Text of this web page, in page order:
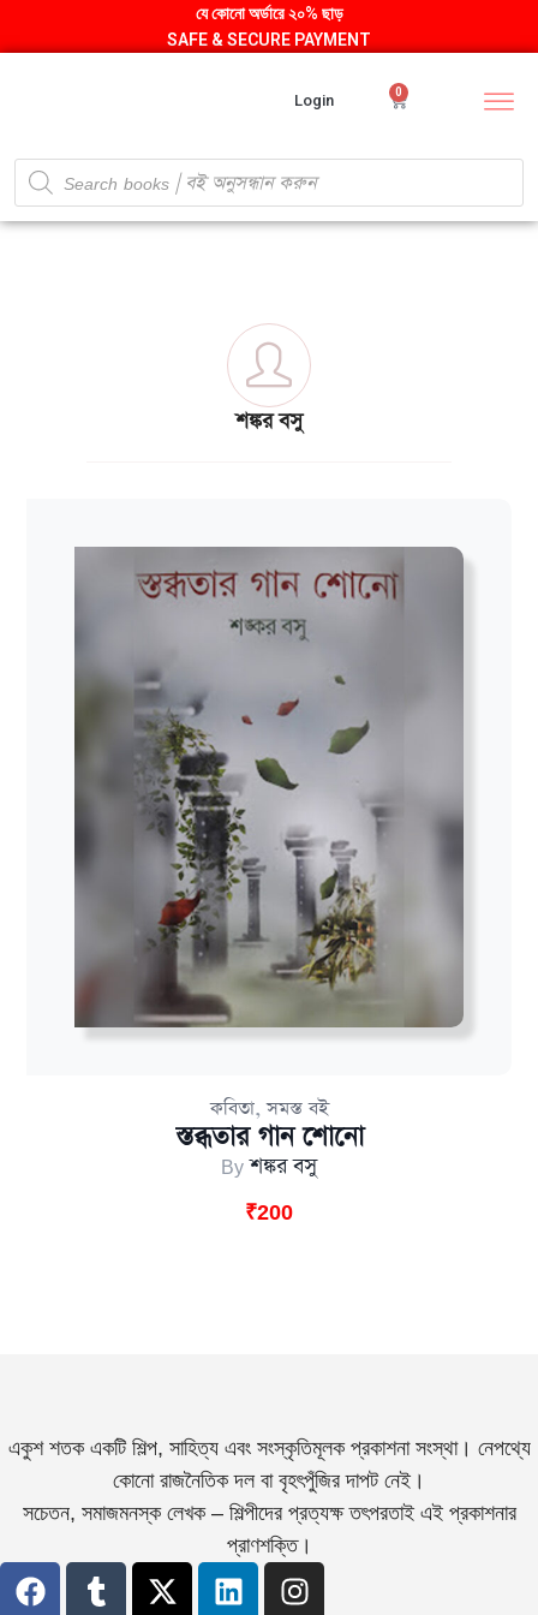
যে কোনো অর্ডারে ২০% ছাড়
SAFE & SECURE PAYMENT
Login 0
শঙ্কর বসু
কবিতা,সমস্ত বই
স্তব্ধতার‍ গান শোনো
Byশঙ্কর বসু
₹200
একুশ শতক একটি শিল্প, সাহিত্য এবং সংস্কৃতিমূলক প্রকাশনা সংস্থা। নেপথ্যে
কোনো রাজনৈতিক দল বা বৃহৎপুঁজির দাপট নেই।
সচেতন, সমাজমনস্ক লেখক – শিল্পীদের প্রত্যক্ষ তৎপরতাই এই প্রকাশনার
প্রাণশক্তি।